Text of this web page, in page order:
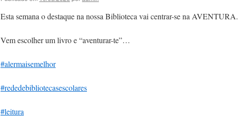
Esta semana o destaque na nossa Biblioteca vai centrar-se na AVENTURA.
Vem escolher um livro e “aventurar-te”…
#alermaisemelhor
#rededebibliotecasescolares
#leitura